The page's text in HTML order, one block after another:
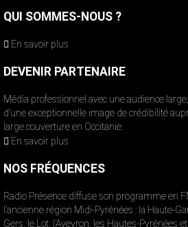
QUI SOMMES-NOUS ?
En savoir plus
DEVENIR PARTENAIRE
Média professionnel avec une audience
d’une exceptionnelle image de crédibilité
large couverture en Occitanie.
En savoir plus
NOS FRÉQUENCES
Radio Présence diffuse son programme en
l’ancienne région Midi-Pyrénées : la Haute-
Gers, le Lot, l’Aveyron, les Hautes-Pyrénées